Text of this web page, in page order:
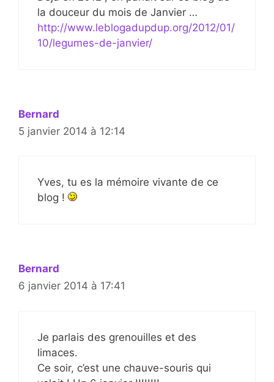
la douceur du mois de Janvier …
http://www.leblogadupdup.org/2012/01/
10/legumes-de-janvier/
Bernard
5 janvier 2014 à 12:14
Yves, tu es la mémoire vivante de ce
blog !
Bernard
6 janvier 2014 à 17:41
Je parlais des grenouilles et des
limaces.
Ce soir, c’est une chauve-souris qui